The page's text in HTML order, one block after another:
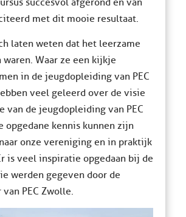
succesvol afgerond en van
met dit mooie resultaat.
laten weten dat het leerzame
waren. Waar ze een kijkje
in de jeugdopleiding van PEC
veel geleerd over de visie
van de jeugdopleiding van PEC
opgedane kennis kunnen zijn
onze vereniging en in praktijk
is veel inspiratie opgedaan bij de
werden gegeven door de
PEC Zwolle.